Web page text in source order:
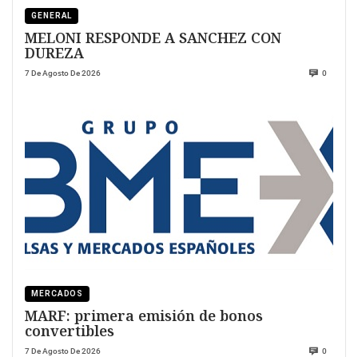
GENERAL
MELONI RESPONDE A SANCHEZ CON
DUREZA
7 De Agosto De 2026 0
MERCADOS
MARF: primera emisión de bonos
convertibles
7 De Agosto De 2026 0